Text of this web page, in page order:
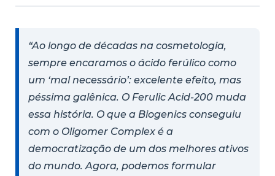
“Ao longo de décadas na cosmetologia,
sempre encaramos o ácido ferúlico como
um ‘mal necessário’: excelente efeito, mas
péssima galênica. O Ferulic Acid-200 muda
essa história. O que a Biogenics conseguiu
com o Oligomer Complex é a
democratização de um dos melhores ativos
do mundo. Agora, podemos formular